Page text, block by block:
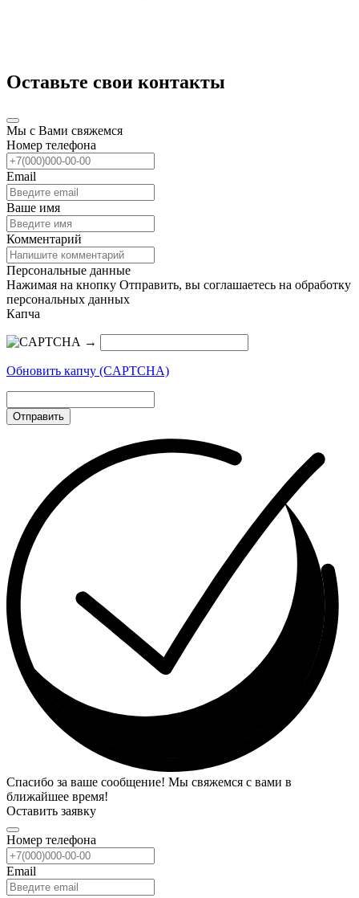
Оставьте свои контакты
Мы с Вами свяжемся
Номер телефона
Email
Ваше имя
Комментарий
Персональные данные
Нажимая на кнопку Отправить, вы соглашаетесь на обработку
персональных данных
Капча
→
Обновить капчу (CAPTCHA)
Отправить
Спасибо за ваше сообщение! Мы свяжемся с вами в
ближайшее время!
Оставить заявку
Номер телефона
Email